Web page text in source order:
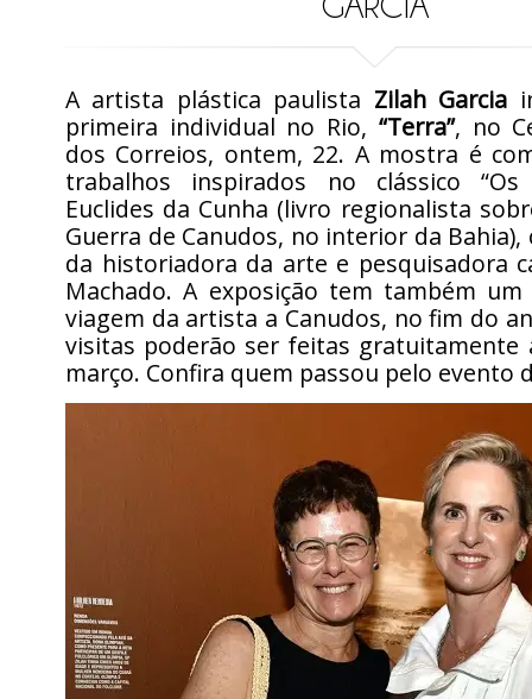
A artista plástica paulista Zilah Garcia
primeira individual no Rio, “Terra”, no
dos Correios, ontem, 22. A mostra é
trabalhos inspirados no clássico
Euclides da Cunha (livro regionalista
Guerra de Canudos, no interior da
da historiadora da arte e pesquisadora
Machado. A exposição tem também
viagem da artista a Canudos, no fim do
visitas poderão ser feitas gratuitamente
março. Confira quem passou pelo evento